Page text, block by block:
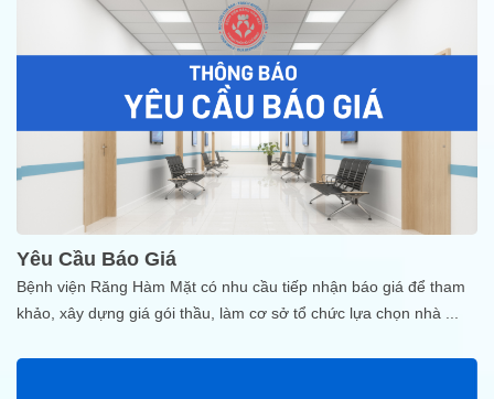
Yêu Cầu Báo Giá
Bệnh viện Răng Hàm Mặt có nhu cầu tiếp nhận báo giá để tham
khảo, xây dựng giá gói thầu, làm cơ sở tổ chức lựa chọn nhà